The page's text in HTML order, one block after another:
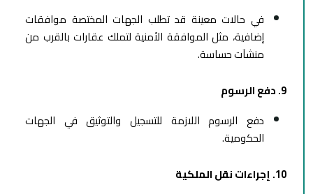
في حالات معينة قد تطلب الجهات المختصة موافقات
إضافية، مثل الموافقة الأمنية لتملك عقارات بالقرب من
منشآت حساسة.
9. دفع الرسوم
دفع الرسوم اللازمة للتسجيل والتوثيق في الجهات
الحكومية.
10. إجراءات نقل الملكية